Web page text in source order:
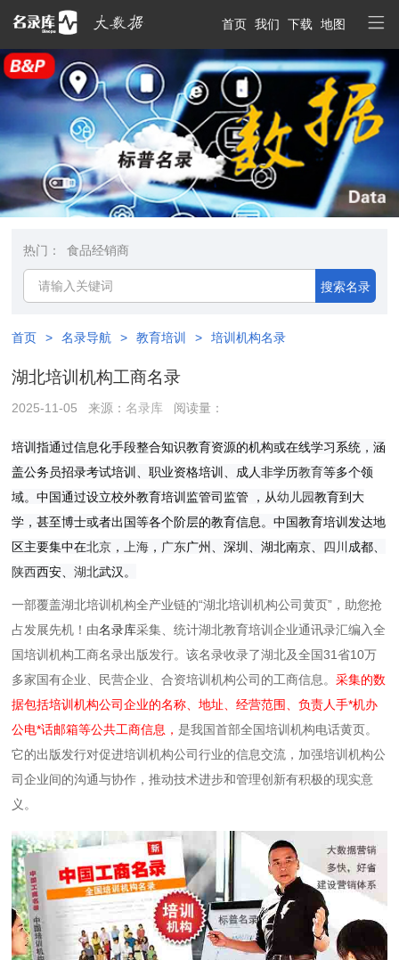
首页 我们 下载 地图
热门： 食品经销商
搜索名录
首页 > 名录导航 > 教育培训 > 培训机构名录
湖北培训机构工商名录
2025-11-05 来源：名录库 阅读量：
培训指通过信息化手段整合知识教育资源的机构或在线学习系统，涵
盖公务员招录考试培训、职业资格培训、成人非学历教育等多个领
域。中国通过设立校外教育培训监管司监管 ，从幼儿园教育到大
学，甚至博士或者出国等各个阶层的教育信息。中国教育培训发达地
区主要集中在北京 ， 上海 ， 广东广州、深圳、湖北南京、 四川成都、
陕西西安、湖北武汉。
一部覆盖湖北培训机构全产业链的“湖北培训机构公司黄页”，助您抢
占发展先机！由名录库采集、统计湖北教育培训企业通讯录汇编入全
国培训机构工商名录出版发行。该名录收录了湖北及全国31省10万
多家国有企业、民营企业、合资培训机构公司的工商信息。采集的数
据包括培训机构公司企业的名称、地址、经营范围、负责人手*机办
公电*话邮箱等公共工商信息，是我国首部全国培训机构电话黄页。
它的出版发行对促进培训机构公司行业的信息交流，加强培训机构公
司企业间的沟通与协作，推动技术进步和管理创新有积极的现实意
义。